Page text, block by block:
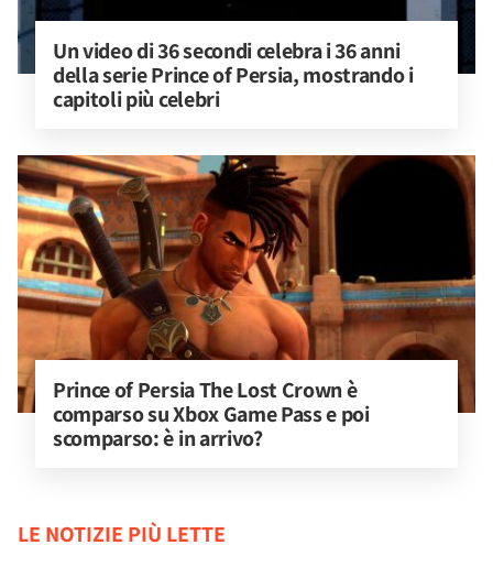
Un video di 36 secondi celebra i 36 anni
della serie Prince of Persia, mostrando i
capitoli più celebri
Prince of Persia The Lost Crown è
comparso su Xbox Game Pass e poi
scomparso: è in arrivo?
LE NOTIZIE PIÙ LETTE